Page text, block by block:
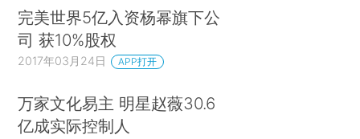
完美世界5亿入资杨幂旗下公
司 获10%股权
2017年03月24日 APP打开
万家文化易主 明星赵薇30.6
亿成实际控制人